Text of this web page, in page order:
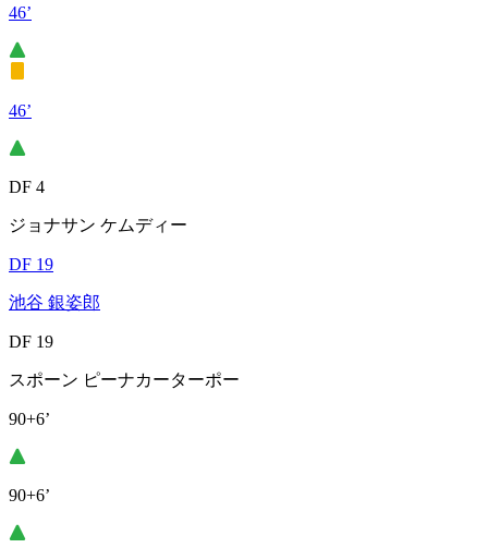
46’
46’
DF 4
ジョナサン ケムディー
DF 19
池谷 銀姿郎
DF 19
スポーン ピーナカーターポー
90+6’
90+6’